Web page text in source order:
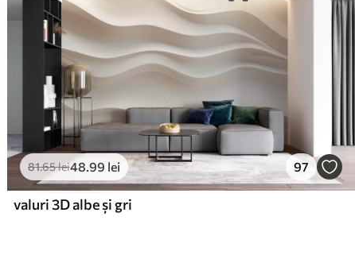
81.65lei48 .99 lei 97
valuri 3D albe și gri